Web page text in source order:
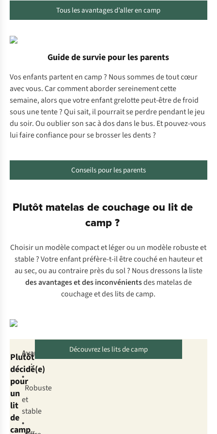
Tous les avantages d’aller en camp
Guide de survie pour les parents
Vos enfants partent en camp ? Nous sommes de tout cœur
avec vous. Car comment aborder sereinement cette
semaine, alors que votre enfant grelotte peut-être de froid
sous une tente ? Qui sait, il pourrait se perdre pendant le jeu
du soir. Ou oublier son sac à dos dans le bus. Et pouvez-vous
lui faire confiance pour se brosser les dents ?
Conseils pour les parents
Plutôt matelas de couchage ou lit de
camp ?
Choisir un modèle compact et léger ou un modèle robuste et
stable ? Votre enfant préfère-t-il être couché en hauteur et
au sec, ou au contraire près du sol ? Nous dressons la liste
des avantages et des inconvénientsdes matelas de
couchage et des lits de camp.
Plutôt
décidé(e)
pour
un
lit
de
camp
Avantages
:
•
Robuste
et
stable
•
Découvrez les lits de camp